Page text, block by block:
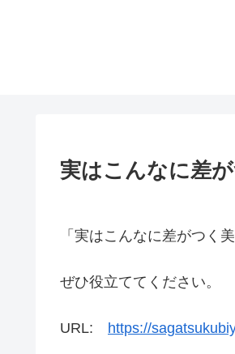
実はこんなに差
「実はこんなに差がつく
ぜひ役立ててください。
URL: https://